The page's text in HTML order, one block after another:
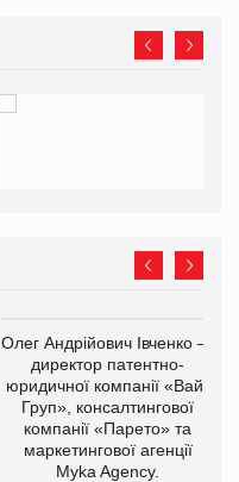
Олег Андрійович Івченко —
директор патентно-
юридичної компанії «Вайз
Груп», консалтингової
компанії «Парето» та
маркетингової агенції
Myka Agency.